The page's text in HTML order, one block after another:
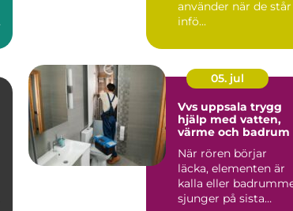
använder när de står
infö...
05. jul
Vvs uppsala trygg
hjälp med vatten,
värme och badrum
När rören börjar
läcka, elementen är
kalla eller
sjunger på sista